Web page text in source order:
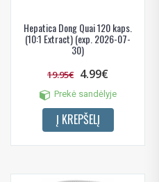
Hepatica Dong Quai 120 kaps.
(10:1 Extract) (exp. 2026-07-
30)
19.95€ 4.99€
Prekė sandėlyje
Į KREPŠELĮ